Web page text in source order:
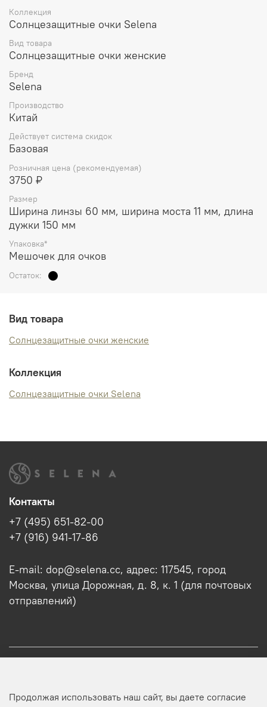
Коллекция
Солнцезащитные очки Selena
Вид товара
Солнцезащитные очки женские
Бренд
Selena
Производство
Китай
Действует система скидок
Базовая
Розничная цена (рекомендуемая)
3750 ₽
Размер
Ширина линзы 60 мм, ширина моста 11 мм, длина
дужки 150 мм
Упаковка*
Мешочек для очков
Остаток:
Вид товара
Солнцезащитные очки женские
Коллекция
Солнцезащитные очки Selena
Оптовикам
Контакты
+7 (495) 651-82-00
+7 (916) 941-17-86
E-mail: dop@selena.cc, адрес: 117545, город
Москва, улица Дорожная, д. 8, к. 1 (для почтовых
отправлений)
Продолжая использовать наш сайт, вы даете согласие